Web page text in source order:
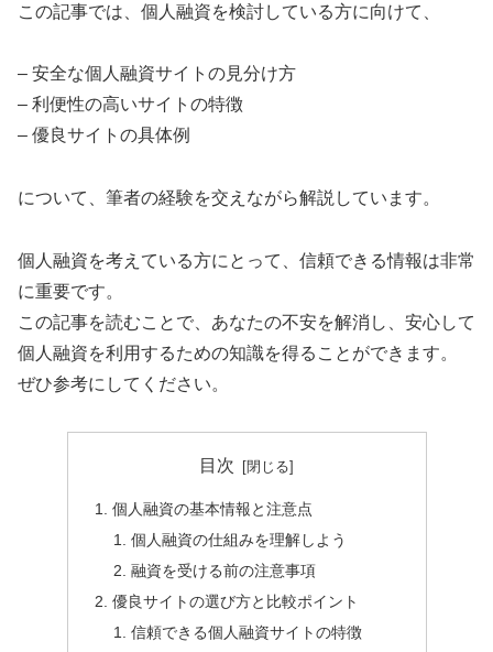
この記事では、個人融資を検討している方に向けて、
– 安全な個人融資サイトの見分け方
– 利便性の高いサイトの特徴
– 優良サイトの具体例
について、筆者の経験を交えながら解説しています。
個人融資を考えている方にとって、信頼できる情報は非常
に重要です。
この記事を読むことで、あなたの不安を解消し、安心して
個人融資を利用するための知識を得ることができます。
ぜひ参考にしてください。
目次
個人融資の基本情報と注意点
個人融資の仕組みを理解しよう
融資を受ける前の注意事項
優良サイトの選び方と比較ポイント
信頼できる個人融資サイトの特徴